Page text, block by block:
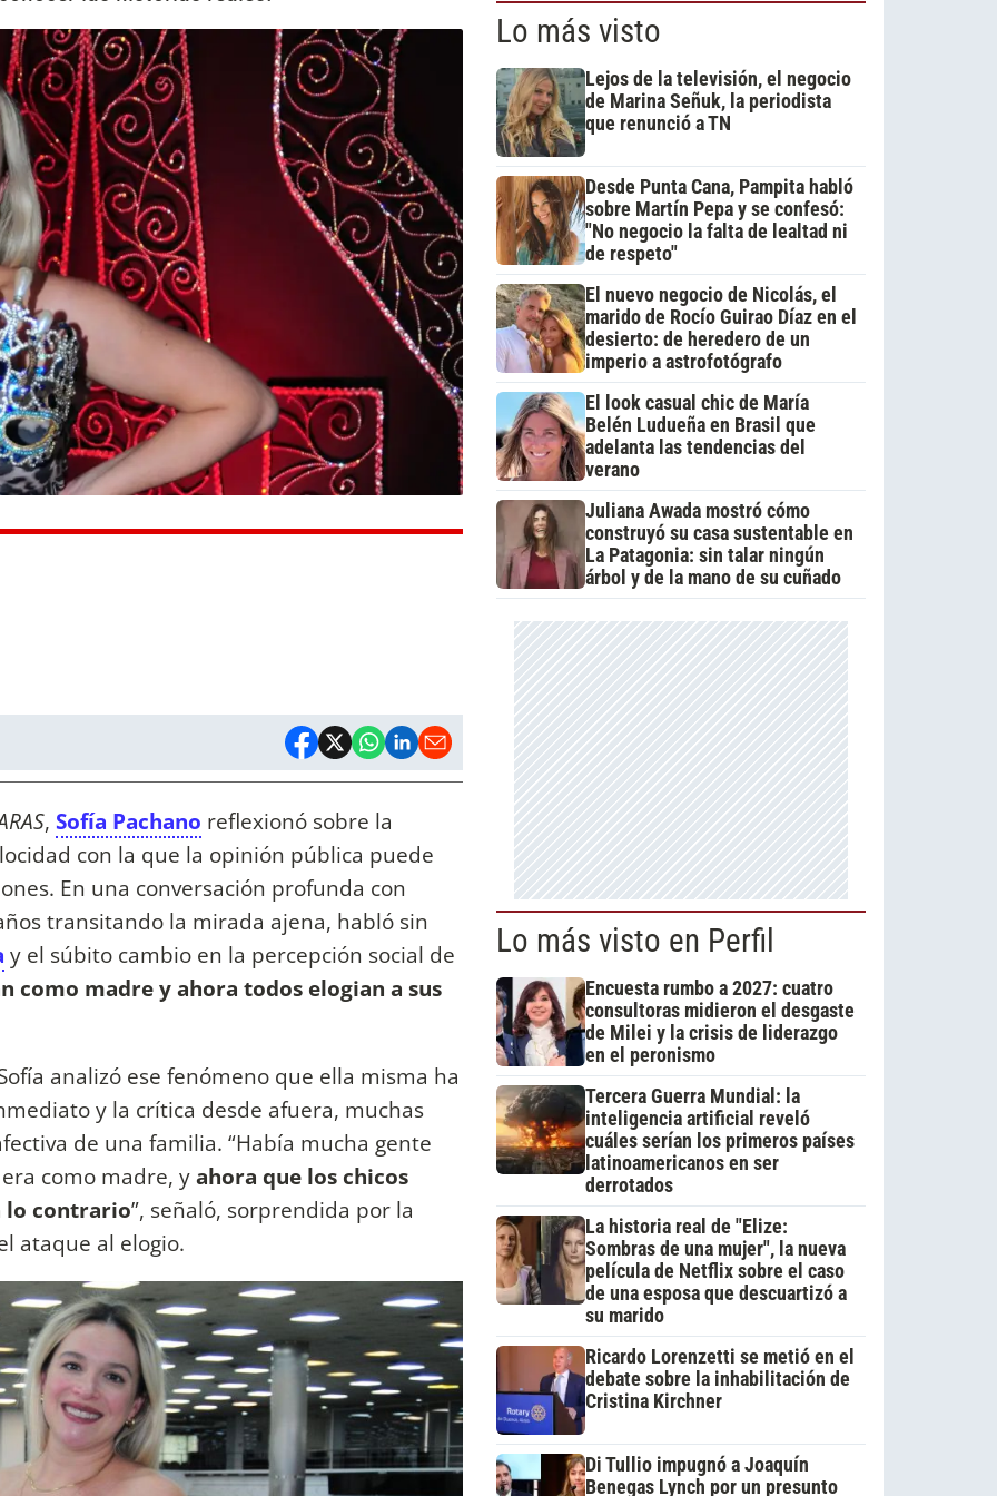
, Sofía Pachano reflexionó sobre la
con la que la opinión pública puede
En una conversación profunda con
transitando la mirada ajena, habló sin
y el súbito cambio en la percepción social de
como madre y ahora todos elogian a sus
analizó ese fenómeno que ella misma ha
y la crítica desde afuera, muchas
de una familia. “Había mucha gente
como madre, yahora que los chicos
lo contrario”, señaló, sorprendida por la
ataque al elogio.
Lo más visto
Lejos de la televisión, el negocio
de Marina Señuk, la periodista
que renunció a TN
Desde Punta Cana, Pampita habló
sobre Martín Pepa y se confesó:
"No negocio la falta de lealtad ni
de respeto"
El nuevo negocio de Nicolás, el
marido de Rocío Guirao Díaz en el
desierto: de heredero de un
imperio a astrofotógrafo
El look casual chic de María
Belén Ludueña en Brasil que
adelanta las tendencias del
verano
Juliana Awada mostró cómo
construyó su casa sustentable en
La Patagonia: sin talar ningún
árbol y de la mano de su cuñado
Lo más visto en Perfil
Encuesta rumbo a 2027: cuatro
consultoras midieron el desgaste
de Milei y la crisis de liderazgo
en el peronismo
Tercera Guerra Mundial: la
inteligencia artificial reveló
cuáles serían los primeros países
latinoamericanos en ser
derrotados
La historia real de "Elize:
Sombras de una mujer", la nueva
película de Netflix sobre el caso
de una esposa que descuartizó a
su marido
Ricardo Lorenzetti se metió en el
debate sobre la inhabilitación de
Cristina Kirchner
Di Tullio impugnó a Joaquín
Benegas Lynch por un presunto